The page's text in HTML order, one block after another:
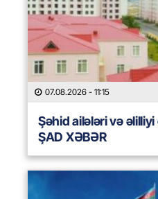
07.08.2026 - 11:15
Şəhid ailələri və
ŞAD XƏBƏR